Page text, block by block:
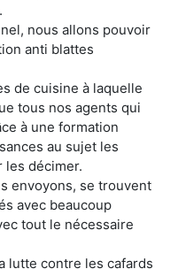
nous allons pouvoir
anti blattes
de cuisine à laquelle
tous nos agents qui
à une formation
au sujet les
les décimer.
envoyons, se trouvent
avec beaucoup
tout le nécessaire
lutte contre les cafards